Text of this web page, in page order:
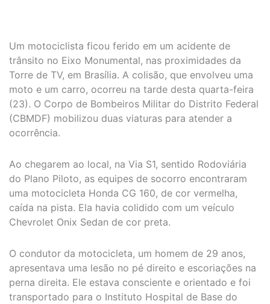
Um motociclista ficou ferido em um acidente de
trânsito no Eixo Monumental, nas proximidades da
Torre de TV, em Brasília. A colisão, que envolveu uma
moto e um carro, ocorreu na tarde desta quarta-feira
(23). O Corpo de Bombeiros Militar do Distrito Federal
(CBMDF) mobilizou duas viaturas para atender a
ocorrência.
Ao chegarem ao local, na Via S1, sentido Rodoviária
do Plano Piloto, as equipes de socorro encontraram
uma motocicleta Honda CG 160, de cor vermelha,
caída na pista. Ela havia colidido com um veículo
Chevrolet Onix Sedan de cor preta.
O condutor da motocicleta, um homem de 29 anos,
apresentava uma lesão no pé direito e escoriações na
perna direita. Ele estava consciente e orientado e foi
transportado para o Instituto Hospital de Base do